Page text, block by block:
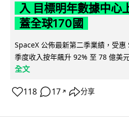
入 目標明年數據中心
蓋全球170國
SpaceX 公佈最新第二季業績，受
季度收入按年飆升 92% 至 78 億美
全文
118 17 ↗ 分享